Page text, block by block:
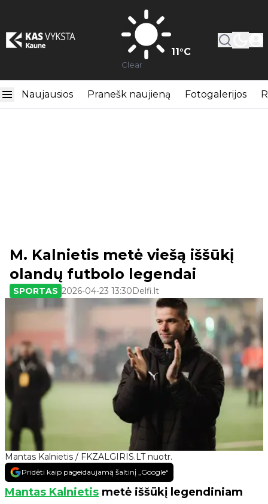
11°C
Clear
Naujausios Pranešk naujieną Fotogalerijos
Mantas Kalnietis / FKZALGIRIS.LT nuotr.
M. Kalnietis metė viešą iššūkį
olandų futbolo legendai
SPORTAS 2026-04-23 13:30Delfi.lt
Pridėti kaip pageidaujamą šaltinį „Google“
Mantas Kalnietis metė iššūkį legendiniam